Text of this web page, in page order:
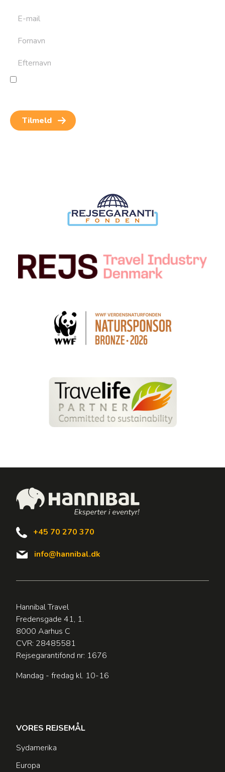
+45 70 270 370
info@hannibal.dk
Hannibal Travel
Fredensgade 41, 1.
8000 Aarhus C
CVR: 28485581
Rejsegarantifond nr: 1676
Mandag - fredag kl. 10-16
VORES REJSEMÅL
Sydamerika
Europa